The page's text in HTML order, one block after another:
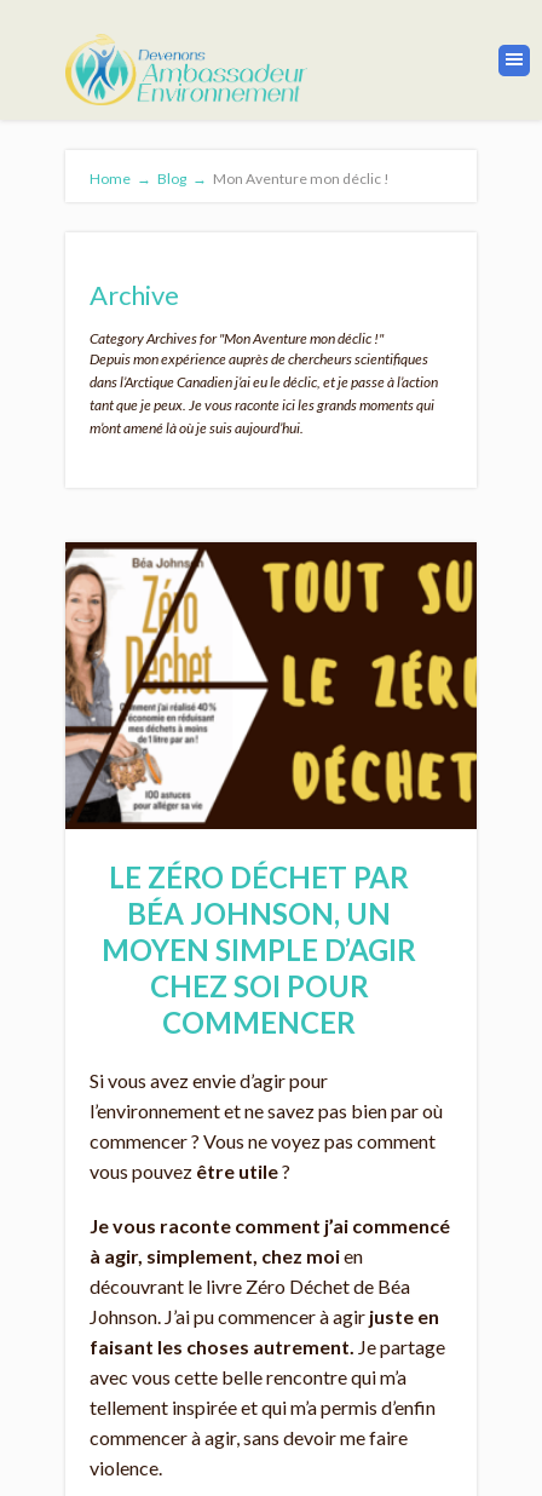
Home → Blog → Mon Aventure mon déclic !
Archive
Category Archives for "Mon Aventure mon déclic !"
Depuis mon expérience auprès de chercheurs scientifiques
dans l’Arctique Canadien j’ai eu le déclic, et je passe à l’action
tant que je peux. Je vous raconte ici les grands moments qui
m’ont amené là où je suis aujourd’hui.
LE ZÉRO DÉCHET PAR
BÉA JOHNSON, UN
MOYEN SIMPLE D’AGIR
CHEZ SOI POUR
COMMENCER
Si vous avez envie d’agir pour
l’environnement et ne savez pas bien par où
commencer ? Vous ne voyez pas comment
vous pouvez être utile?
Je vous raconte comment j’ai commencé
à agir, simplement, chez moien
découvrant le livre Zéro Déchet de Béa
Johnson. J’ai pu commencer à agir juste en
faisant les choses autrement. Je partage
avec vous cette belle rencontre qui m’a
tellement inspirée et qui m’a permis d’enfin
commencer à agir, sans devoir me faire
violence.